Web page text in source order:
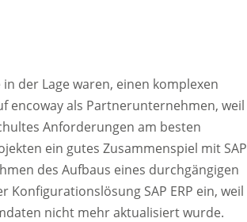
der Lage waren, einen komplexen
encoway als Partnerunternehmen, weil
Anforderungen am besten
ein gutes Zusammenspiel mit SAP
des Aufbaus eines durchgängigen
SAP ERP ein, weil
nicht mehr aktualisiert wurde.